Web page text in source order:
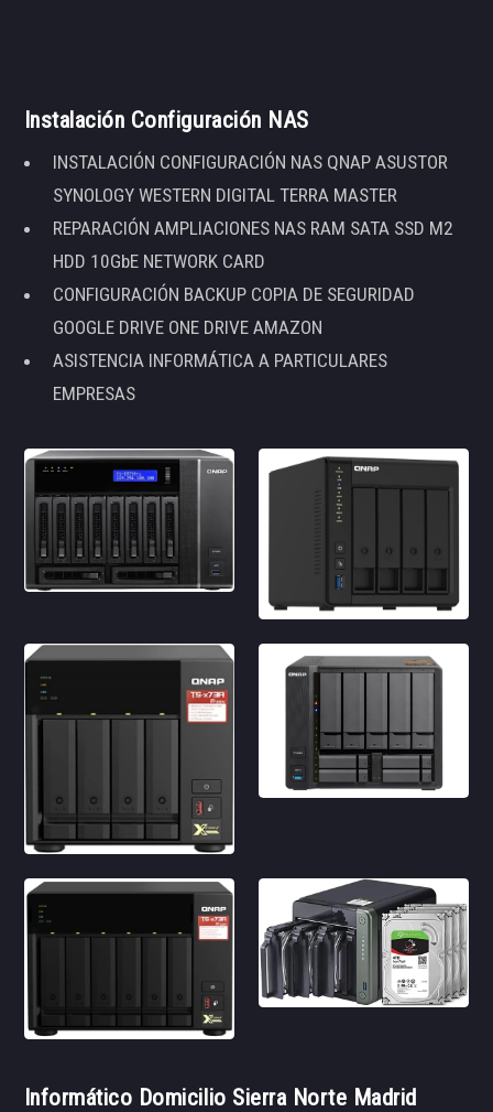
Instalación Configuración NAS
INSTALACIÓN CONFIGURACIÓN NAS QNAP ASUSTOR
SYNOLOGY WESTERN DIGITAL TERRA MASTER
REPARACIÓN AMPLIACIONES NAS RAM SATA SSD M2
HDD 10GbE NETWORK CARD
CONFIGURACIÓN BACKUP COPIA DE SEGURIDAD
GOOGLE DRIVE ONE DRIVE AMAZON
ASISTENCIA INFORMÁTICA A PARTICULARES
EMPRESAS
Informático Domicilio Sierra Norte Madrid